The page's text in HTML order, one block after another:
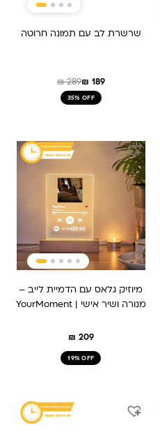
שרשרת לב עם תמונה חרוטה
₪289₪ 189
35% OFF
מיוזיק גלאס עם הדמיית לייב –
מנורה ושיר אישי | YourMoment
₪ 209
19% OFF